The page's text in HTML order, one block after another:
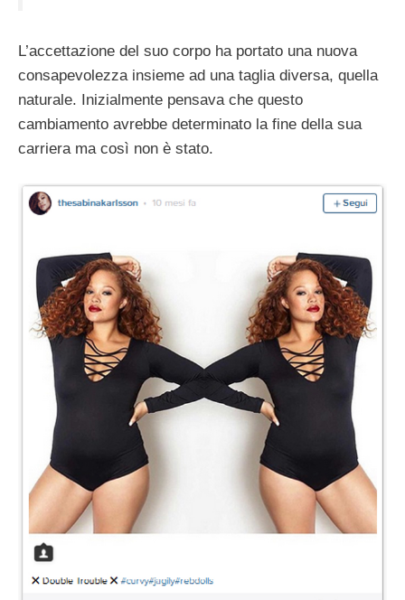
L’accettazione del suo corpo ha portato una nuova
consapevolezza insieme ad una taglia diversa, quella
naturale. Inizialmente pensava che questo
cambiamento avrebbe determinato la fine della sua
carriera ma così non è stato.